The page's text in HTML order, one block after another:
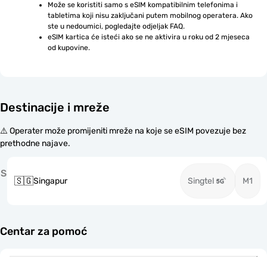
Može se koristiti samo s eSIM kompatibilnim telefonima i
tabletima koji nisu zaključani putem mobilnog operatera. Ako
ste u nedoumici, pogledajte odjeljak FAQ.
eSIM kartica će isteći ako se ne aktivira u roku od 2 mjeseca
od kupovine.
Destinacije i mreže
⚠️ Operater može promijeniti mreže na koje se eSIM povezuje bez
prethodne najave.
S
🇸🇬Singapur Singtel M1
Centar za pomoć